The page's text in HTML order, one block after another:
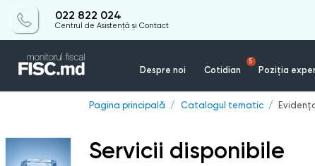
022 822 024
Centrul de Asistență și Contact
Despre noi Cotidian
5
Poziția
Pagina principală Catalogul tematic
Servicii disponibile